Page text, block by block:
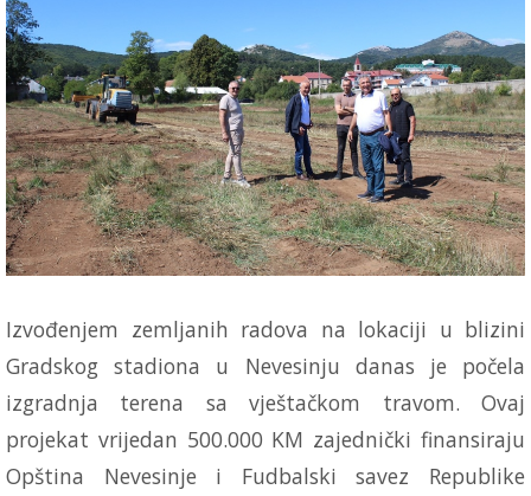
Izvođenjem zemljanih radova na lokaciji u blizini
Gradskog stadiona u Nevesinju danas je počela
izgradnja terena sa vještačkom travom. Ovaj
projekat vrijedan 500.000 KM zajednički finansiraju
Opština Nevesinje i Fudbalski savez Republike